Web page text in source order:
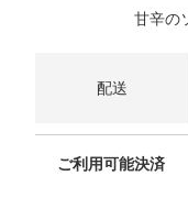
甘辛の
配送
ご利用可能決済